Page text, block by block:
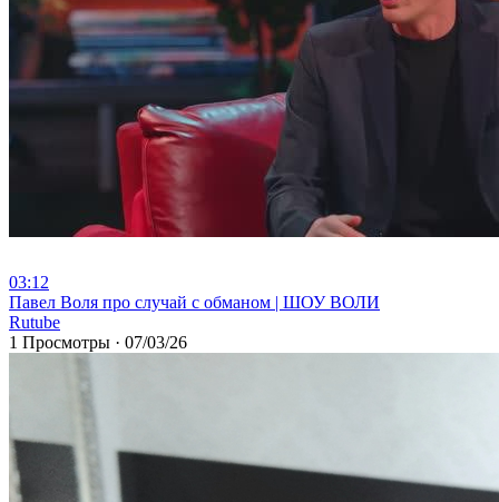
03:12
⁣Павел Воля про случай с обманом | ШОУ ВОЛИ
Rutube
1 Просмотры · 07/03/26